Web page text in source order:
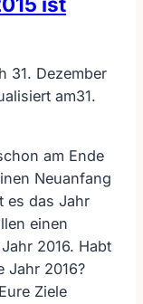
31. Dezember
am31.
am Ende
Neuanfang
es das Jahr
einen
2016. Habt
Jahr 2016?
Ziele